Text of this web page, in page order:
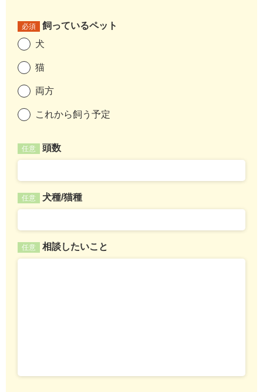
必須
飼っているペット
犬
猫
両方
これから飼う予定
任意 頭数
任意 犬種/猫種
任意 相談したいこと